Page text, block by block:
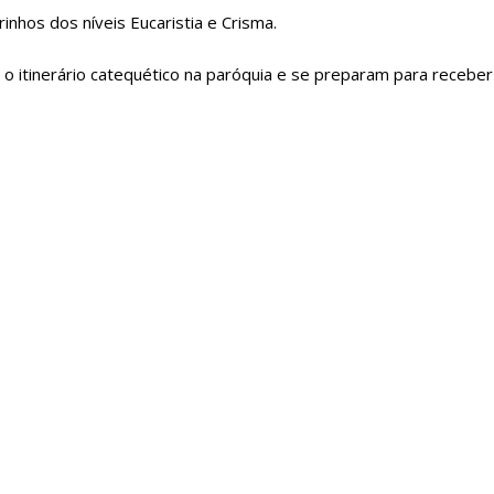
dos níveis Eucaristia e Crisma.
itinerário catequético na paróquia e se preparam para receber